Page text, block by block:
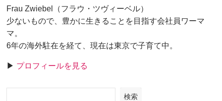
Frau Zwiebel（フラウ・ツヴィーベル）
少ないもので、豊かに生きることを目指す会社員ワーマ
マ。
6年の海外駐在を経て、現在は東京で子育て中。
▶ プロフィールを見る
検索